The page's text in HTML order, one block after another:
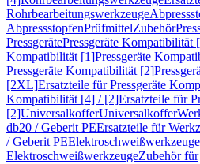
Rohrbearbeitungswerkzeuge
AbpressstopfenPrüfmittelZubehör
PressgerätePressgeräte Kompatibilität
Kompatibilität [1]Pressgeräte
Pressgeräte Kompatibilität [2]
[2XL]Ersatzteile für Pressgeräte
Kompatibilität [4] / [2]Ersatzteile für
[2]UniversalkofferUniversalkoffer
db20 / Geberit PEErsatzteile für
/ Geberit PEElektroschweißwerkzeuge
ElektroschweißwerkzeugeZubehör für